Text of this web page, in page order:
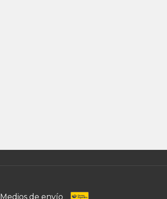
Medios de envío